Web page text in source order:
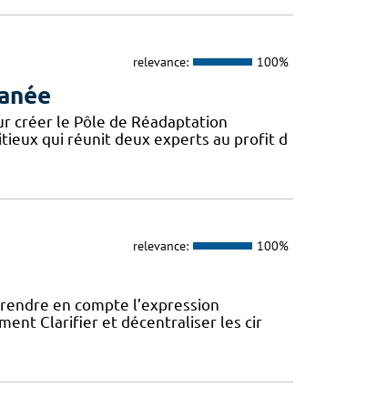
relevance: 100%
créer le Pôle de Réadaptation
qui réunit deux experts au profit d
relevance: 100%
en compte l’expression
Clarifier et décentraliser les cir